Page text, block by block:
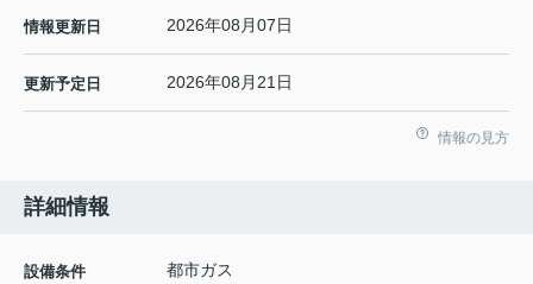
情報更新日 2026年08月07日
更新予定日 2026年08月21日
情報の見方
詳細情報
設備条件
都市ガス